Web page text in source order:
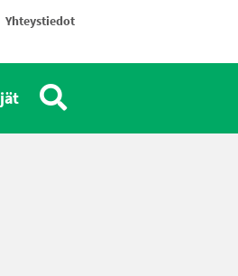
Yhteystiedot